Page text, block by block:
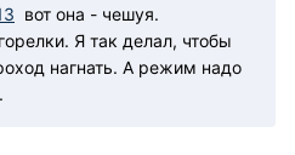
вот она - чешуя.
Я так делал, чтобы
нагнать. А режим надо